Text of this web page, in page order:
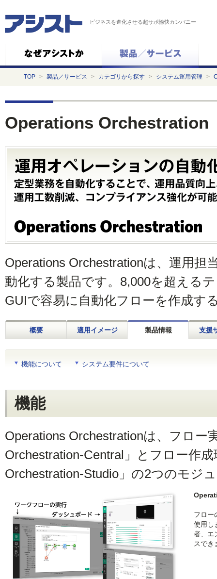
ビジネスを進化させる超サポ愉快カンパニー
TOP > 製品／サービス > カテゴリから探す > システム運用管理 >
Operations Orchestration
Operations Orchestrationは、運用担
動化する製品です。8,000を超える
GUIで容易に自動化フローを作成す
概要 適用イメージ 製品情報 支援
機能について システム要件について
機能
Operations Orchestrationは、フロー
Orchestration-Central」とフロー作
Orchestration-Studio」の2つのモジ
フロー
使用し
者、エ
スでき